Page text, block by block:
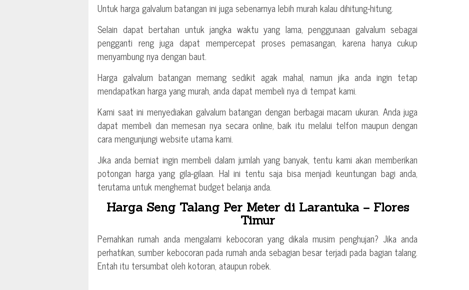
Untuk harga galvalum batangan ini juga sebenarnya lebih murah kalau dihitung-hitung.
Selain dapat bertahan untuk jangka waktu yang lama, penggunaan galvalum sebagai
pengganti reng juga dapat mempercepat proses pemasangan, karena hanya cukup
menyambung nya dengan baut.
Harga galvalum batangan memang sedikit agak mahal, namun jika anda ingin tetap
mendapatkan harga yang murah, anda dapat membeli nya di tempat kami.
Kami saat ini menyediakan galvalum batangan dengan berbagai macam ukuran. Anda juga
dapat membeli dan memesan nya secara online, baik itu melalui telfon maupun dengan
cara mengunjungi website utama kami.
Jika anda berniat ingin membeli dalam jumlah yang banyak, tentu kami akan memberikan
potongan harga yang gila-gilaan. Hal ini tentu saja bisa menjadi keuntungan bagi anda,
terutama untuk menghemat budget belanja anda.
Harga Seng Talang Per Meter di Larantuka – Flores
Timur
Pernahkan rumah anda mengalami kebocoran yang dikala musim penghujan? Jika anda
perhatikan, sumber kebocoran pada rumah anda sebagian besar terjadi pada bagian talang.
Entah itu tersumbat oleh kotoran, ataupun robek.